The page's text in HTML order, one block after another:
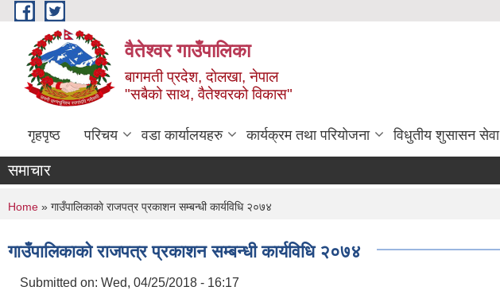
Skip to main content
वैतेश्वर गाउँपालिका
बागमती प्रदेश, दाेलखा, नेपाल
"सबैको साथ, वैतेश्वरको विकास"
गृहपृष्ठ परिचय वडा कार्यालयहरु कार्यक्रम तथा परियोजना विधुतीय शुसासन सेवा
समाचार
You are here
Home » गाउँपालिकाकाे राजपत्र प्रकाशन सम्बन्धी कार्यविधि २०७४
गाउँपालिकाकाे राजपत्र प्रकाशन सम्बन्धी कार्यविधि २०७४
Submitted on: Wed, 04/25/2018 - 16:17